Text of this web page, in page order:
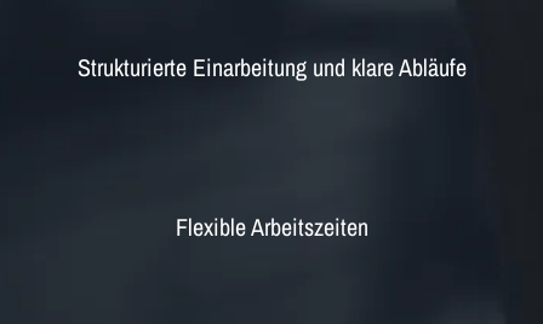
Strukturierte Einarbeitung und klare Abläufe
Flexible Arbeitszeiten